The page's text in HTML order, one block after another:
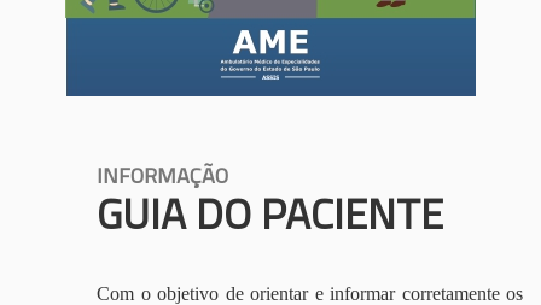
INFORMAÇÃO
GUIA DO PACIENTE
Com o objetivo de orientar e informar corretamente os